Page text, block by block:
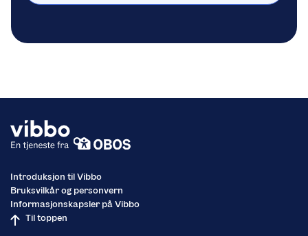
Introduksjon til Vibbo
Bruksvilkår og personvern
Informasjonskapsler på Vibbo
Til toppen